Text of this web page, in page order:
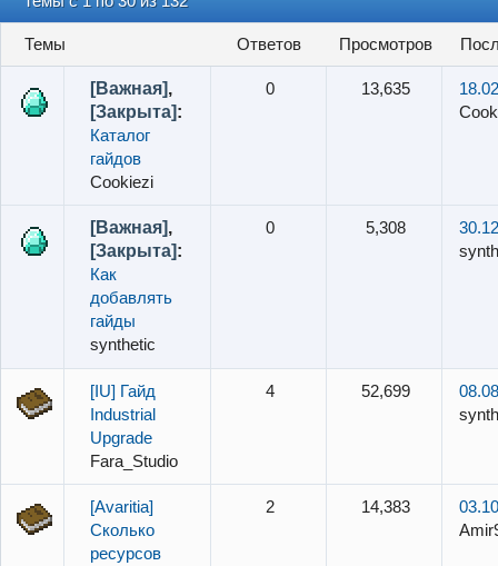
Темы ответов просмотров
[Важная],
[Закрыта]:
Каталог
гайдов
Cookiezi
0 13,635
[Важная],
[Закрыта]:
Как
добавлять
гайды
synthetic
0 5,308
[IU] Гайд
Industrial
Upgrade
Fara_Studio
4 52,699
[Avaritia]
Сколько
ресурсов
2 14,383